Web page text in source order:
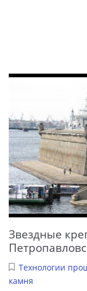
Звездные
Технологии
камня